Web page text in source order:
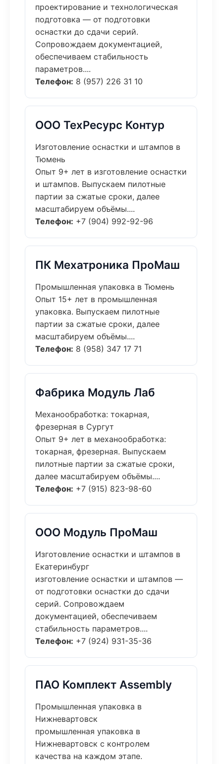
проектирование и технологическая
подготовка — от подготовки
оснастки до сдачи серий.
Сопровождаем документацией,
обеспечиваем стабильность
параметров....
Телефон: 8 (957) 226 31 10
ООО ТехРесурс Контур
Изготовление оснастки и штампов в
Тюмень
Опыт 9+ лет в изготовление оснастки
и штампов. Выпускаем пилотные
партии за сжатые сроки, далее
масштабируем объёмы....
Телефон: +7 (904) 992-92-96
ПК Мехатроника ПроМаш
Промышленная упаковка в Тюмень
Опыт 15+ лет в промышленная
упаковка. Выпускаем пилотные
партии за сжатые сроки, далее
масштабируем объёмы....
Телефон: 8 (958) 347 17 71
Фабрика Модуль Лаб
Механообработка: токарная,
фрезерная в Сургут
Опыт 9+ лет в механообработка:
токарная, фрезерная. Выпускаем
пилотные партии за сжатые сроки,
далее масштабируем объёмы....
Телефон: +7 (915) 823-98-60
ООО Модуль ПроМаш
Изготовление оснастки и штампов в
Екатеринбург
изготовление оснастки и штампов —
от подготовки оснастки до сдачи
серий. Сопровождаем
документацией, обеспечиваем
стабильность параметров....
Телефон: +7 (924) 931-35-36
ПАО Комплект Assembly
Промышленная упаковка в
Нижневартовск
промышленная упаковка в
Нижневартовск с контролем
качества на каждом этапе.